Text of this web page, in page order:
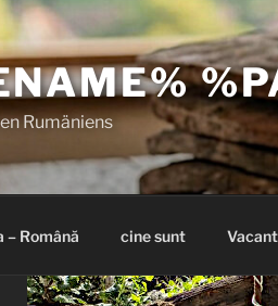
Rumäniens
– Română cine sunt